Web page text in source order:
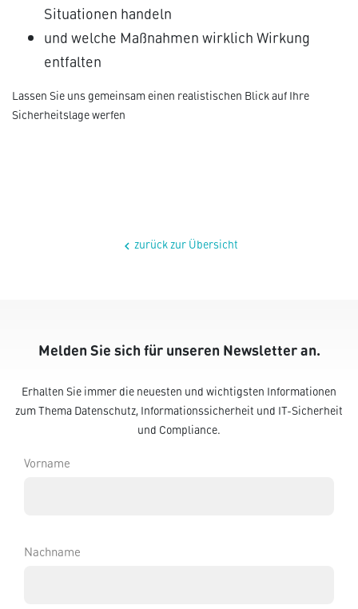
Situationen handeln
und welche Maßnahmen wirklich Wirkung
entfalten
Lassen Sie uns gemeinsam einen realistischen Blick auf Ihre
Sicherheitslage werfen
chevron_left zurück zur Übersicht
Melden Sie sich für unseren Newsletter an.
Erhalten Sie immer die neuesten und wichtigsten Informationen
zum Thema Datenschutz, Informationssicherheit und IT-Sicherheit
und Compliance.
Vorname
Nachname